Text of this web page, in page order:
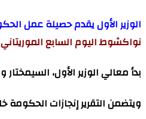
الوزير الأول يقدم حصيلة عمل الحكومة لسنة 2025 وآفاقها لسنة 2026
نواكشوط اليوم السابع الموريتاني
بدأ معالي الوزير الأول،
ويتضمن التقرير إنجازات الحكومة خلال سنة 2025، والخطوط العامة